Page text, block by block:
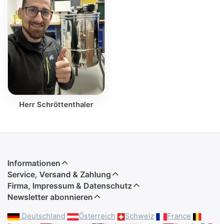
Herr Schröttenthaler
Informationen
Service, Versand & Zahlung
Firma, Impressum & Datenschutz
Newsletter abonnieren
Deutschland Österreich Schweiz
France